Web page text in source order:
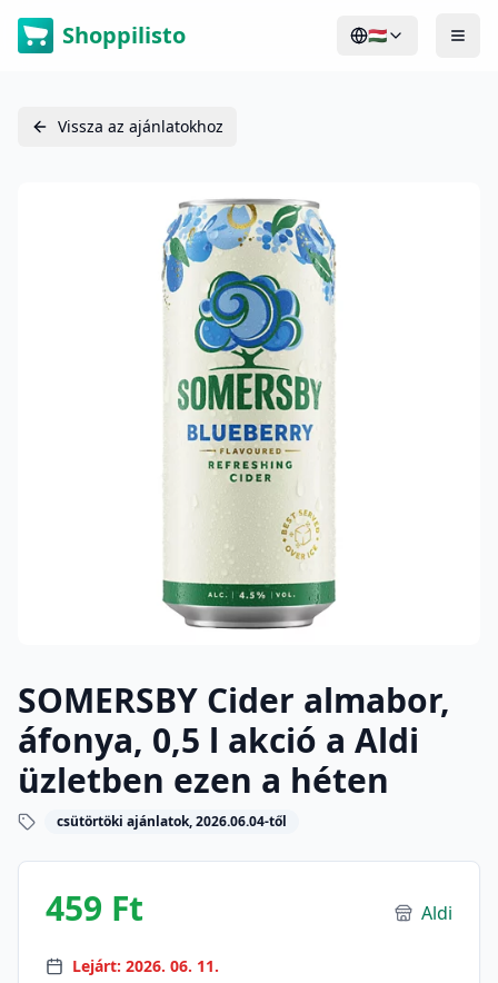
Shoppilisto 🇭🇺
Vissza az ajánlatokhoz
SOMERSBY Cider almabor,
áfonya, 0,5 l akció a Aldi
üzletben ezen a héten
csütörtöki ajánlatok, 2026.06.04-től
459 Ft Aldi
Lejárt: 2026. 06. 11.